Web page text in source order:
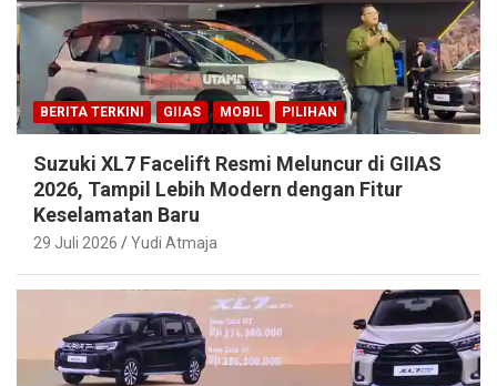
BERITA TERKINI GIIAS MOBIL PILIHAN
Suzuki XL7 Facelift Resmi Meluncur di GIIAS
2026, Tampil Lebih Modern dengan Fitur
Keselamatan Baru
29 Juli 2026 Yudi Atmaja